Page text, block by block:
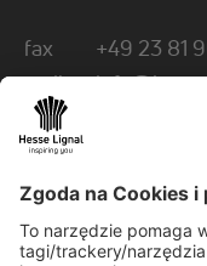
fax
+49 23 81
mail
Newsletter
Comiesięczne